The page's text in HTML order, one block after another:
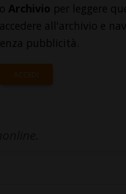
Archivio per leggere
all'archivio e
pubblicità.
ACCEDI